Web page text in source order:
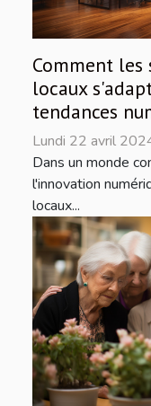
Comment
locaux
tendances
Lundi 22 avril
Dans un monde
l'innovation
locaux...